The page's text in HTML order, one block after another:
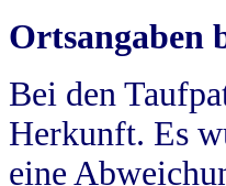
Ortsangaben
Bei den
Herkunft. Es
eine